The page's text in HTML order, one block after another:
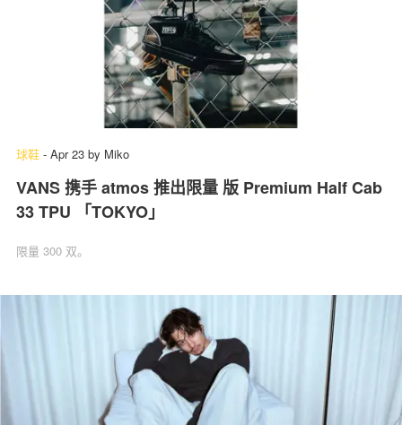
球鞋 - Apr 23 by Miko
VANS 携手 atmos 推出限量 版 Premium Half Cab
33 TPU 「TOKYO」
限量 300 双。